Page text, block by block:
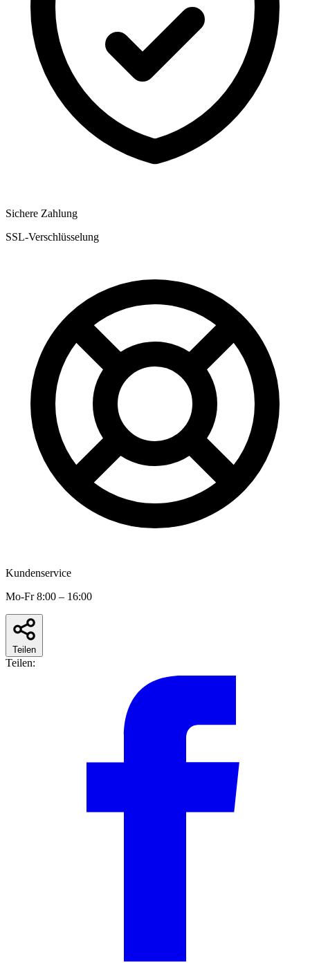
Sichere Zahlung
SSL-Verschlüsselung
Kundenservice
Mo-Fr 8:00 – 16:00
Teilen
Teilen: